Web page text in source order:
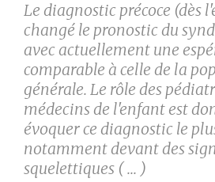
Le diagnostic précoce (dès
changé le pronostic du
avec actuellement une
comparable à celle de la
générale. Le rôle des
médecins de l'enfant est
évoquer ce diagnostic le
notamment devant des
squelettiques ( ... )